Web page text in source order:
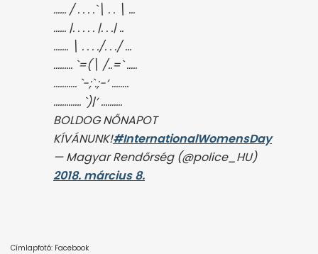
…… / . . . .`\ . . \ …
…… |. . . . . |. . .| ..
……. \ . . . ./. . ./ …
……… `=(\ /..=` …..
……….. `-;`.;-‘ ……..
…………. `)|’ ……….
BOLDOG NŐNAPOT
KÍVÁNUNK!#InternationalWomensDay
— Magyar Rendőrség (@police_HU)
2018. március 8.
Címlapfotó: Facebook